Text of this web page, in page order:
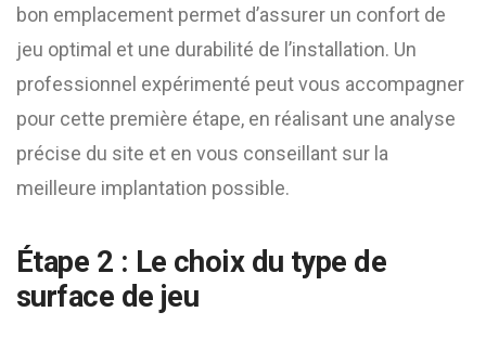
bon emplacement permet d’assurer un confort de
jeu optimal et une durabilité de l’installation. Un
professionnel expérimenté peut vous accompagner
pour cette première étape, en réalisant une analyse
précise du site et en vous conseillant sur la
meilleure implantation possible.
Étape 2 : Le choix du type de
surface de jeu